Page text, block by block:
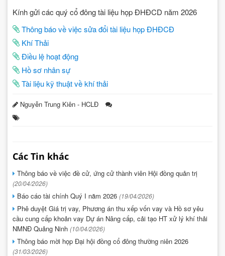
Kính gửi các quý cổ đông tài liệu họp ĐHĐCD năm 2026
Thông báo về việc sửa đổi tài liệu họp ĐHĐCĐ
Khí Thải
Điều lệ hoạt động
Hồ sơ nhân sự
Tài liệu kỹ thuật về khí thải
Nguyễn Trung Kiên - HCLĐ
Các Tin khác
Thông báo về việc đề cử, ứng cử thành viên Hội đồng quản trị
(20/04/2026)
Báo cáo tài chính Quý I năm 2026 (19/04/2026)
Phê duyệt Giá trị vay, Phương án thu xếp vốn vay và Hồ sơ yêu
cầu cung cấp khoản vay Dự án Nâng cấp, cải tạo HT xử lý khí thải
NMNĐ Quảng Ninh (10/04/2026)
Thông báo mời họp Đại hội đồng cổ đông thường niên 2026
(31/03/2026)